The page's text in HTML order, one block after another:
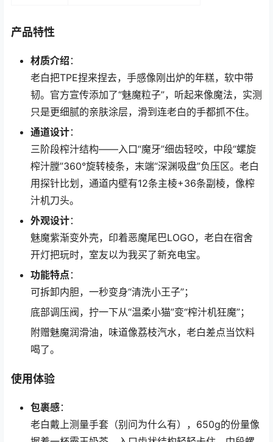
产品特性
材质介绍 ：
老白把TPE捏来捏去，手感像刚出炉的年糕，软中带
韧。官方宣传添加了“魅魔粒子”，听起来像魔法，实测
只是更细腻的亲肤涂层，滑到连老白的手都抓不住。
通道设计：
三阶段榨汁结构——入口“魔牙”细齿轻咬，中段“螺旋
榨汁膛”360°旋转棱条，末端“深渊吸盘”负压区。老白
用探针比划，通道内壁有12条主棱+36条副棱，像榨
汁机刀头。
外观设计：
魅魔紫渐变外壳，印着恶魔尾巴LOGO，老白在宿舍
开灯把玩时，室友以为我买了新充电宝。
功能特点 ：
可拆卸内胆，一秒变身“清洗小王子”；
底部调压阀，拧一下从“温柔小猫”变“榨汁机狂魔”；
附赠魅魔润滑油，味道像荔枝汽水，老白差点当饮料
喝了。
使用体验
包裹感：
老白戴上测量手套（别问为什么有），650g的份量像